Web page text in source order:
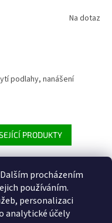
procházením
používáním.
personalizaci
analytické účely
Na dotaz
podlahy, nanášení
PRODUKTY